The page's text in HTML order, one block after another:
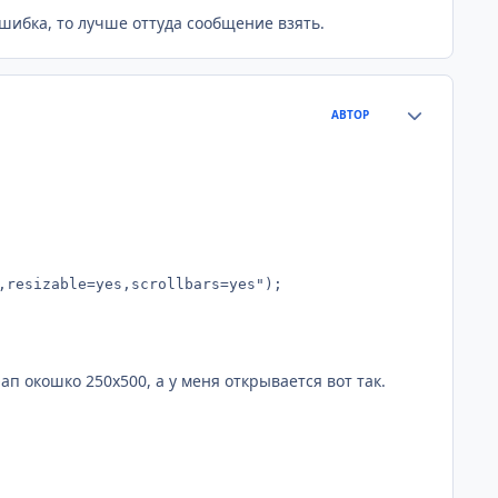
то лучше оттуда сообщение взять.
АВТОР
окошко 250х500, а у меня открывается вот так.